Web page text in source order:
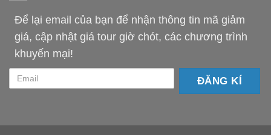
Để lại email của bạn để nhận thông tin mã giảm
giá, cập nhật giá tour giờ chót, các chương trình
khuyến mại!
email-
km